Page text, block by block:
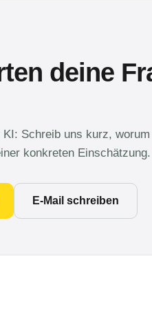
deine
Schreib uns kurz, worum
konkreten Einschätzung.
E-Mail schreiben